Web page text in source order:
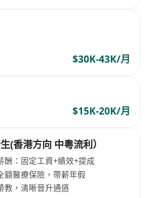
$30K-43K/月
$15K-20K/月
(香港方向 中粵流利）
酬：固定工資+績效+提成
額醫療保險，帶薪年假
教，清晰晉升通道